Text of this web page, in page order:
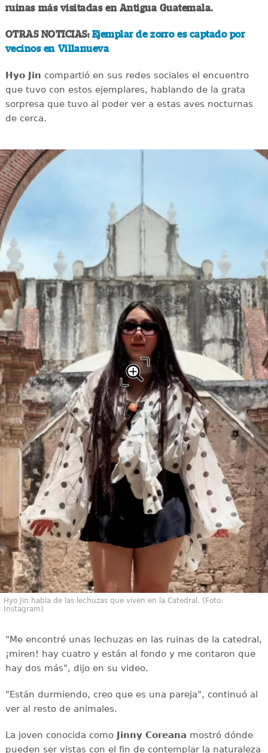
ruinas más visitadas en Antigua Guatemala.
OTRAS NOTICIAS: Ejemplar de zorro es captado por
vecinos en Villanueva
Hyo Jin compartió en sus redes sociales el encuentro
que tuvo con estos ejemplares, hablando de la grata
sorpresa que tuvo al poder ver a estas aves nocturnas
de cerca.
Hyo Jin habla de las lechuzas que viven en la Catedral. (Foto:
Instagram)
"Me encontré unas lechuzas en las ruinas de la catedral,
¡miren! hay cuatro y están al fondo y me contaron que
hay dos más", dijo en su video.
"Están durmiendo, creo que es una pareja", continuó al
ver al resto de animales.
La joven conocida comoJinny Coreana mostró dónde
pueden ser vistas con el fin de contemplar la naturaleza